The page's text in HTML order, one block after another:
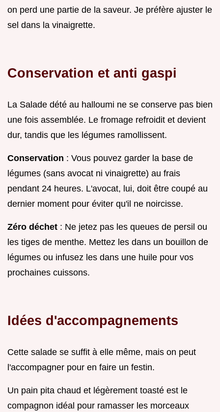
on perd une partie de la saveur. Je préfère ajuster le
sel dans la vinaigrette.
Conservation et anti gaspi
La Salade dété au halloumi ne se conserve pas bien
une fois assemblée. Le fromage refroidit et devient
dur, tandis que les légumes ramollissent.
Conservation : Vous pouvez garder la base de
légumes (sans avocat ni vinaigrette) au frais
pendant 24 heures. L'avocat, lui, doit être coupé au
dernier moment pour éviter qu'il ne noircisse.
Zéro déchet : Ne jetez pas les queues de persil ou
les tiges de menthe. Mettez les dans un bouillon de
légumes ou infusez les dans une huile pour vos
prochaines cuissons.
Idées d'accompagnements
Cette salade se suffit à elle même, mais on peut
l'accompagner pour en faire un festin.
Un pain pita chaud et légèrement toasté est le
compagnon idéal pour ramasser les morceaux